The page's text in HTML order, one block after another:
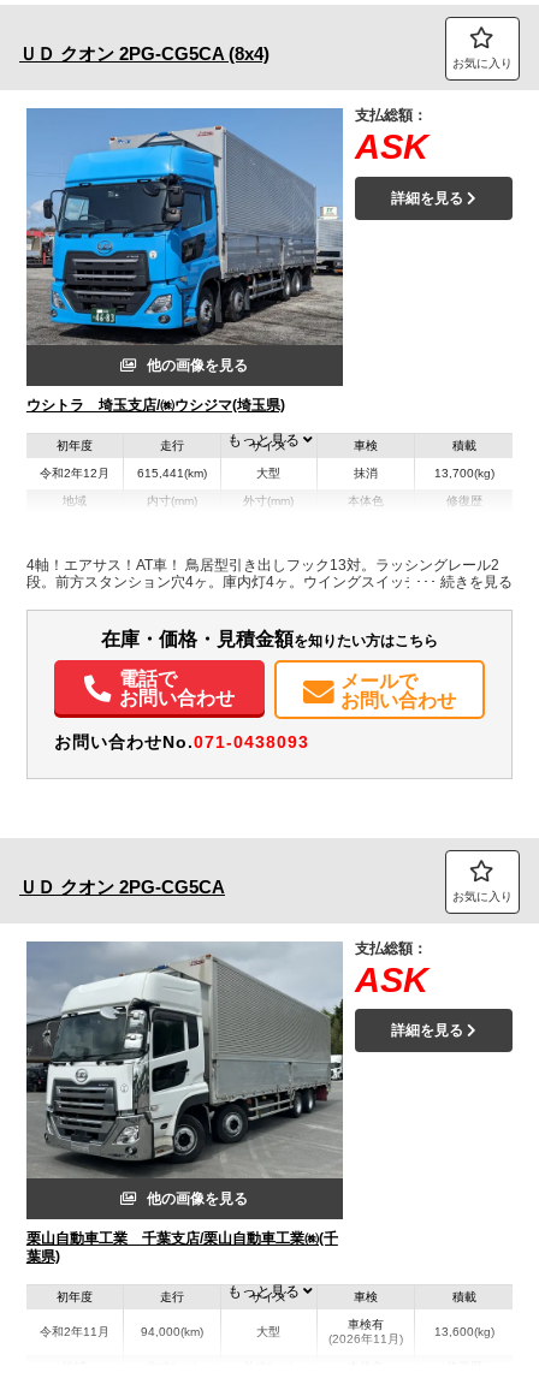
ＵＤ クオン 2PG-CG5CA (8x4) お気に入り
他の画像を見る
ウシトラ 埼玉支店/㈱ウシジマ(埼玉県)
支払総額：
ASK
詳細を見る
初年度
令和2年12月
走行
615,441(km)
サイズ
大型
車検
抹消
積載
13,700(kg)
地域 内寸(mm)
H:2,640
外寸(mm)
H:3,790
本体色 修復歴
もっと見る
4軸！エアサス！AT車！ 鳥居型引き出しフック13対。ラッシングレール2
段。前方スタンション穴4ヶ。庫内灯4ヶ。ウイングスイッチ前後2対。
在庫・価格・見積金額を知りたい方はこちら
電話で
お問い合わせ
メールで
お問い合わせ
お問い合わせNo.071-0438093
ＵＤ クオン 2PG-CG5CA お気に入り
他の画像を見る
栗山自動車工業 千葉支店/栗山自動車工業㈱(千
葉県)
支払総額：
ASK
詳細を見る
初年度
令和2年11月
走行
94,000(km)
サイズ
大型
車検
車検有
(2026年11月)
積載
13,600(kg)
もっと見る